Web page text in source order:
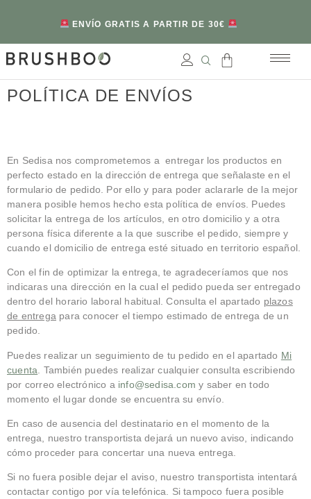
ENVÍO GRATIS A PARTIR DE 30€
POLÍTICA DE ENVÍOS
En Sedisa nos comprometemos a entregar los productos en
perfecto estado en la dirección de entrega que señalaste en el
formulario de pedido. Por ello y para poder aclararle de la mejor
manera posible hemos hecho esta política de envíos. Puedes
solicitar la entrega de los artículos, en otro domicilio y a otra
persona física diferente a la que suscribe el pedido, siempre y
cuando el domicilio de entrega esté situado en territorio español.
Con el fin de optimizar la entrega, te agradeceríamos que nos
indicaras una dirección en la cual el pedido pueda ser entregado
dentro del horario laboral habitual. Consulta el apartado plazos
de entrega para conocer el tiempo estimado de entrega de un
pedido.
Puedes realizar un seguimiento de tu pedido en el apartado Mi
cuenta . También puedes realizar cualquier consulta escribiendo
por correo electrónico a info@sedisa.com y saber en todo
momento el lugar donde se encuentra su envío.
En caso de ausencia del destinatario en el momento de la
entrega, nuestro transportista dejará un nuevo aviso, indicando
cómo proceder para concertar una nueva entrega.
Si no fuera posible dejar el aviso, nuestro transportista intentará
contactar contigo por vía telefónica. Si tampoco fuera posible